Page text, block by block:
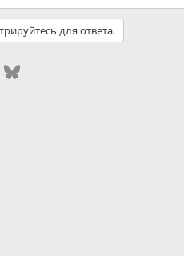
для ответа.
Mail.ruBluesky